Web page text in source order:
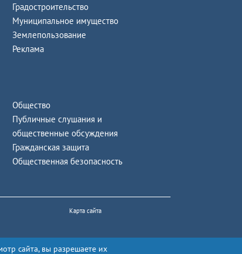
Градостроительство
Муниципальное имущество
Землепользование
Реклама
Общество
Публичные слушания и
общественные обсуждения
Гражданская защита
Общественная безопасность
Карта сайта
сайта, вы разрешаете их